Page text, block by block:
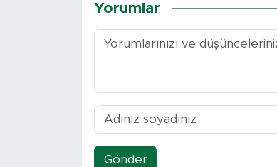
Yorumlar
Gönder